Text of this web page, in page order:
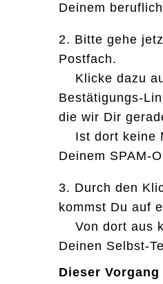
Deinem
2. Bitte gehe
Postfach.
Klicke dazu
Bestätigungs-
die wir Dir
Ist dort keine
Deinem SPAM-
3. Durch den
kommst Du auf
Von dort aus
Deinen Selbst-
Dieser